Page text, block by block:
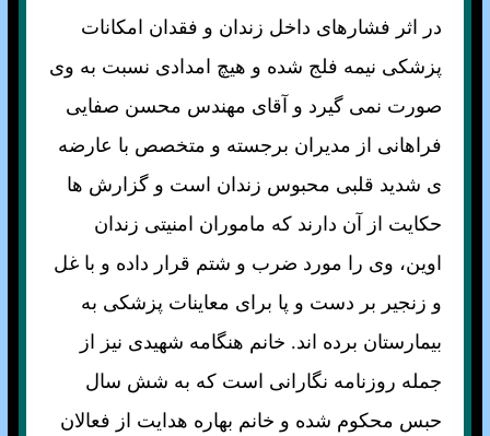
در اثر فشارهای داخل زندان و فقدان امكانات
پزشكی نيمه فلج شده و هيچ امدادی نسبت به وی
صورت نمی گيرد و آقای مهندس محسن صفايی
فراهانی از مديران برجسته و متخصص با عارضه
ی شديد قلبی محبوس زندان است و گزارش ها
حکايت از آن دارند که ماموران امنيتی زندان
اوين، وی را مورد ضرب و شتم قرار داده و با غل
و زنجير بر دست و پا برای معاينات پزشکی به
بيمارستان برده اند. خانم هنگامه شهيدی نيز از
جمله روزنامه نگارانی است که به شش سال
حبس محکوم شده و خانم بهاره هدايت از فعالان